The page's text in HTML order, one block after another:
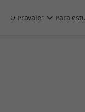
O Pravaler Para